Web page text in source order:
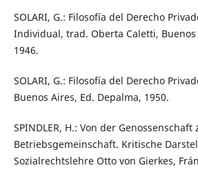
SOLARI, G.: Filosofía del Derecho
Individual, trad. Oberta Caletti, Buenos
1946.
SOLARI, G.: Filosofía del Derecho
Buenos Aires, Ed. Depalma, 1950.
SPINDLER, H.: Von der Genossenschaft
Betriebsgemeinschaft. Kritische
Sozialrechtslehre Otto von Gierkes,